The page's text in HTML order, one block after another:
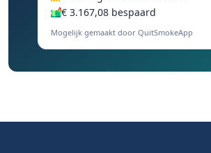
€ 3.167,08 bespaard
Mogelijk gemaakt door QuitSmokeApp